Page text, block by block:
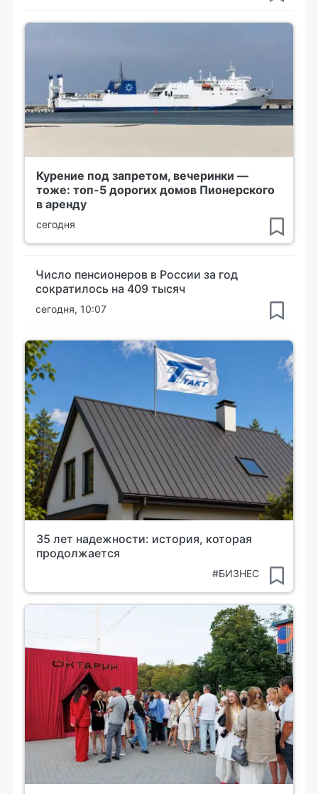
Курение под запретом, вечеринки —
тоже: топ-5 дорогих домов Пионерского
в аренду
сегодня
Число пенсионеров в России за год
сократилось на 409 тысяч
сегодня, 10:07
35 лет надежности: история, которая
продолжается
#БИЗНЕС